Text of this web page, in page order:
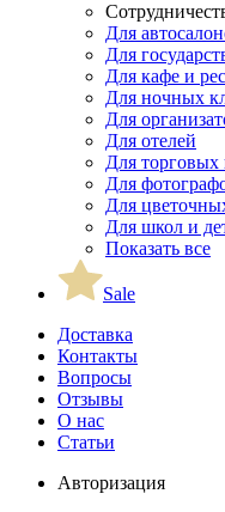
Для
Для
Для кафе и
Для ночных
Для
Для отелей
Для торговых
Для
Для
Для школ и
Показать все
Sale
Доставка
Контакты
Вопросы
Отзывы
О нас
Статьи
Авторизация